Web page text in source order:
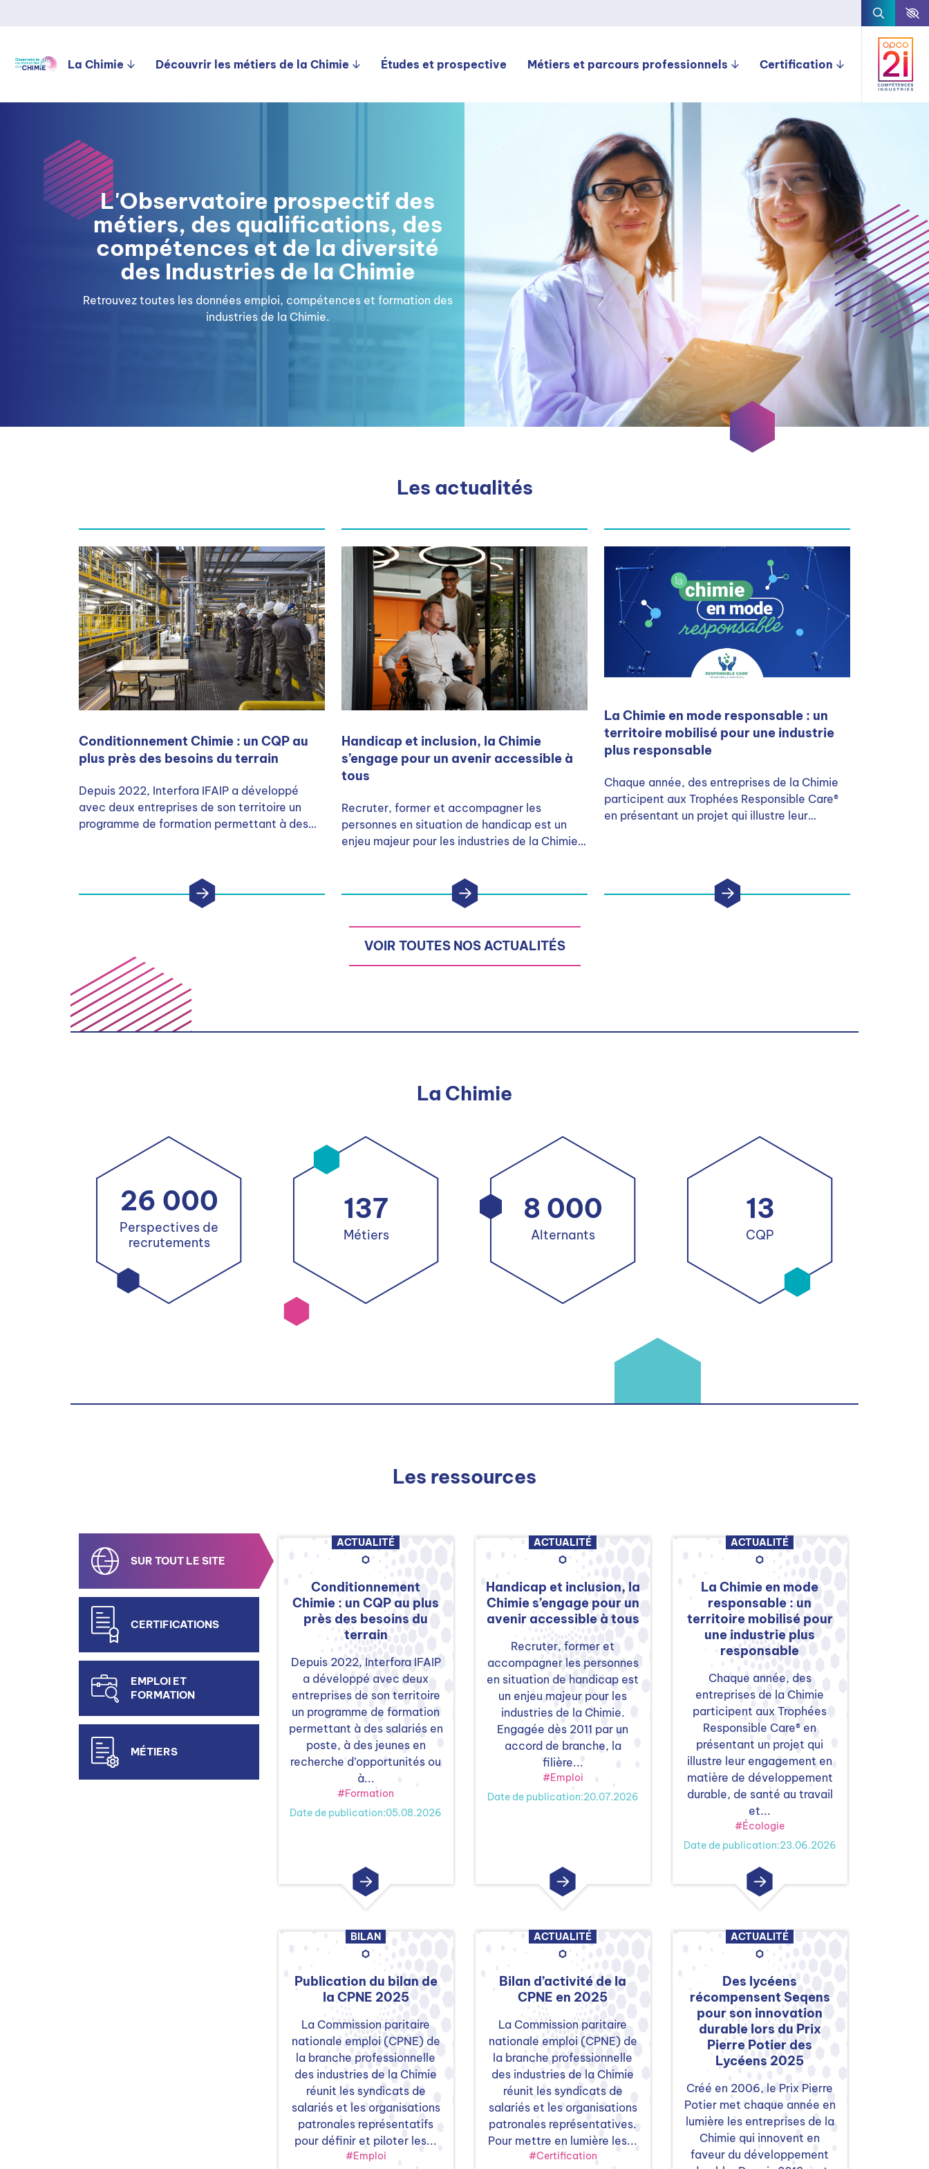
La Chimie Découvrir les métiers de la Chimie Études et prospective Métiers et parcours professionnels Certification
L'Observatoire prospectif des
métiers, des qualifications, des
compétences et de la diversité
des Industries de la Chimie
Retrouvez toutes les données emploi, compétences et formation des
industries de la Chimie.
Les actualités
Conditionnement Chimie : un CQP au
plus près des besoins du terrain
Depuis 2022, Interfora IFAIP a développé
avec deux entreprises de son territoire un
programme de formation permettant à des
de ligne de conditionnement des Industries
Handicap et inclusion, la Chimie
s’engage pour un avenir accessible à
tous
Recruter, former et accompagner les
personnes en situation de handicap est un
enjeu majeur pour les industries de la Chimie.
environnement professionnel plus accessible
La Chimie en mode responsable : un
territoire mobilisé pour une industrie
plus responsable
Chaque année, des entreprises de la Chimie
participent aux Trophées Responsible Care®
en présentant un projet qui illustre leur
VOIR TOUTES NOS ACTUALITÉS
La Chimie
26 000
Perspectives de
recrutements
137
Métiers
8 000
Alternants
13
CQP
Les ressources
SUR TOUT LE SITE
CERTIFICATIONS
EMPLOI ET
FORMATION
MÉTIERS
ACTUALITÉ
Conditionnement
Chimie : un CQP au plus
près des besoins du
terrain
Depuis 2022, Interfora IFAIP
a développé avec deux
entreprises de son territoire
un programme de formation
permettant à des salariés en
poste, à des jeunes en
recherche d’opportunités ou
à...
#Formation
Date de publication:05.08.2026
ACTUALITÉ
Handicap et inclusion, la
Chimie s’engage pour un
avenir accessible à tous
Recruter, former et
accompagner les personnes
en situation de handicap est
un enjeu majeur pour les
industries de la Chimie.
Engagée dès 2011 par un
accord de branche, la
filière...
#Emploi
Date de publication:20.07.2026
ACTUALITÉ
La Chimie en mode
responsable : un
territoire mobilisé pour
une industrie plus
responsable
Chaque année, des
entreprises de la Chimie
participent aux Trophées
Responsible Care® en
présentant un projet qui
illustre leur engagement en
matière de développement
durable, de santé au travail
et...
#Écologie
Date de publication:23.06.2026
BILAN
Publication du bilan de
la CPNE 2025
La Commission paritaire
nationale emploi (CPNE) de
la branche professionnelle
des industries de la Chimie
réunit les syndicats de
salariés et les organisations
patronales représentatifs
pour définir et piloter les...
#Emploi
ACTUALITÉ
Bilan d’activité de la
CPNE en 2025
La Commission paritaire
nationale emploi (CPNE) de
la branche professionnelle
des industries de la Chimie
réunit les syndicats de
salariés et les organisations
patronales représentatives.
Pour mettre en lumière les...
#Certification
ACTUALITÉ
Des lycéens
récompensent Seqens
pour son innovation
durable lors du Prix
Pierre Potier des
Lycéens 2025
Créé en 2006, le Prix Pierre
Potier met chaque année en
lumière les entreprises de la
Chimie qui innovent en
faveur du développement